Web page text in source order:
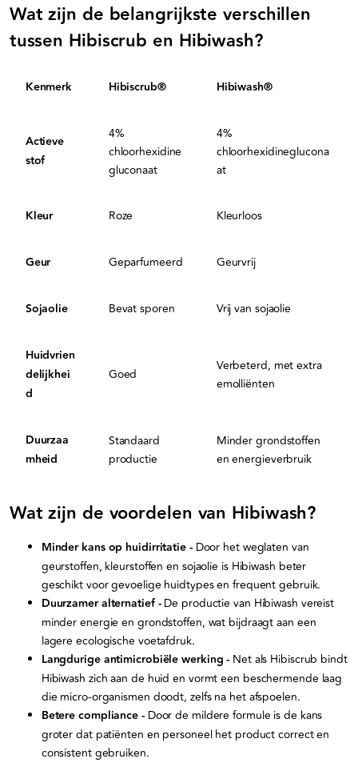
Wat zijn de belangrijkste verschillen
tussen Hibiscrub en Hibiwash?
Kenmerk Hibiscrub® Hibiwash®
Actieve
stof
4%
chloorhexidine
gluconaat
4%
chloorhexidineglucona
at
Kleur Roze Kleurloos
Geur Geparfumeerd Geurvrij
Sojaolie Bevat sporen Vrij van sojaolie
Huidvrien
delijkhei
d
Goed
Verbeterd, met extra
emolliënten
Duurzaa
mheid
Standaard
productie
Minder grondstoffen
en energieverbruik
Wat zijn de voordelen van Hibiwash?
Minder kans op huidirritatie -Door het weglaten van
geurstoffen, kleurstoffen en sojaolie is Hibiwash beter
geschikt voor gevoelige huidtypes en frequent gebruik.
Duurzamer alternatief -De productie van Hibiwash vereist
minder energie en grondstoffen, wat bijdraagt aan een
lagere ecologische voetafdruk.
Langdurige antimicrobiële werking - ⁠Net als Hibiscrub bindt
Hibiwash zich aan de huid en vormt een beschermende laag
die micro-organismen doodt, zelfs na het afspoelen.
Betere compliance - Door de mildere formule is de kans
groter dat patiënten en personeel het product correct en
consistent gebruiken.